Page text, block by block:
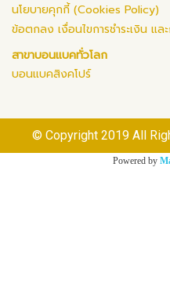
นโยบายคุกกี้ (Cookies Policy)
ข้อตกลง เงื่อนไขการชำระเงิน แล
สาขาบอนแบคทั่วโลก
บอนแบคสิงคโปร์
© Copyright 2019 All
Powered by